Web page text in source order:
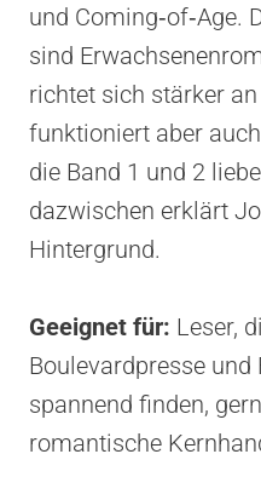
und Coming‑of‑Age.
sind
richtet sich stärker
funktioniert aber
die Band 1 und 2
dazwischen erklärt
Hintergrund.
Geeignet für: Leser,
Boulevardpresse
spannend finden,
romantische